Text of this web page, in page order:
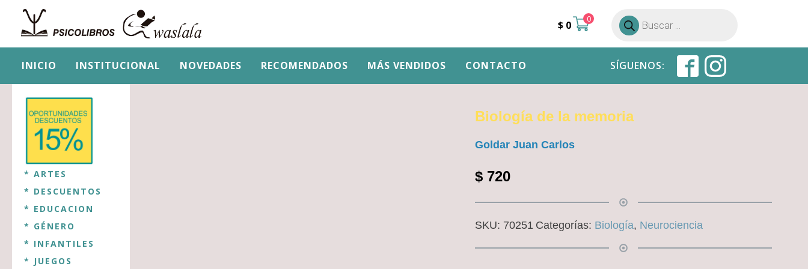
$ 0 0
Búsqueda
de
productos
INICIO INSTITUCIONAL NOVEDADES RECOMENDADOS MÁS VENDIDOS CONTACTO SÍGUENOS:
* ARTES
* DESCUENTOS
* EDUCACION
* GÉNERO
* INFANTILES
* JUEGOS
Biología de la memoria
Goldar Juan Carlos
$720
SKU: 70251 Categorías: Biología, Neurociencia